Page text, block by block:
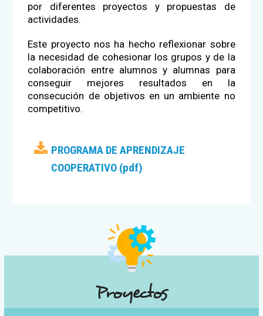
por diferentes proyectos y propuestas de
actividades.
Este proyecto nos ha hecho reflexionar sobre
la necesidad de cohesionar los grupos y de la
colaboración entre alumnos y alumnas para
conseguir mejores resultados en la
consecución de objetivos en un ambiente no
competitivo.
PROGRAMA DE APRENDIZAJE
COOPERATIVO (pdf)
Proyectos